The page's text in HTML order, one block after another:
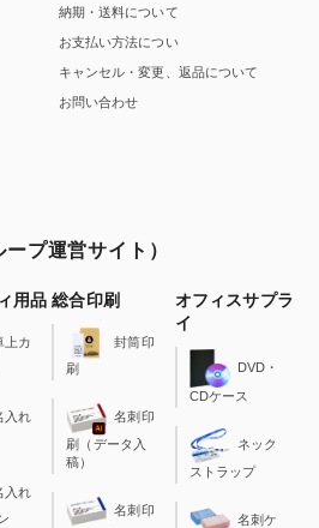
納期・送料について
お支払い方法につい
キャンセル・変更、返品について
お問い合わせ
プ運営サイト）
用品
上カ
入れ
入れ
総合印刷
封筒印
刷
名刺印
刷（データ入
稿）
名刺印
オフィスサプラ
イ
DVD・
CDケース
ネック
ストラップ
名刺ケ